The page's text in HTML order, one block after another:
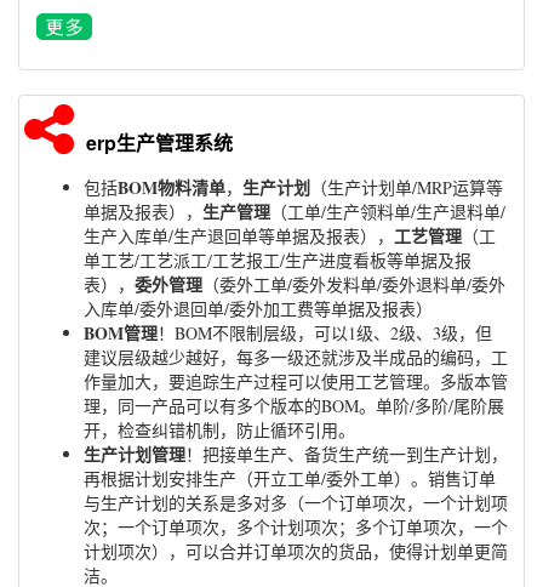
erp生产管理系统
包括BOM物料清单， 生产计划 （生产计划单/MRP运算等
单据及报表）， 生产管理 （工单/生产领料单/生产退料单/
生产入库单/生产退回单等单据及报表）， 工艺管理 （工
单工艺/工艺派工/工艺报工/生产进度看板等单据及报
表）， 委外管理 （委外工单/委外发料单/委外退料单/委外
入库单/委外退回单/委外加工费等单据及报表）
BOM管理！BOM不限制层级，可以1级、2级、3级，但
建议层级越少越好，每多一级还就涉及半成品的编码，工
作量加大，要追踪生产过程可以使用工艺管理。多版本管
理，同一产品可以有多个版本的BOM。单阶/多阶/尾阶展
开，检查纠错机制，防止循环引用。
生产计划管理！把接单生产、备货生产统一到生产计划，
再根据计划安排生产（开立工单/委外工单）。销售订单
与生产计划的关系是多对多（一个订单项次，一个计划项
次；一个订单项次，多个计划项次；多个订单项次，一个
计划项次），可以合并订单项次的货品，使得计划单更简
洁。